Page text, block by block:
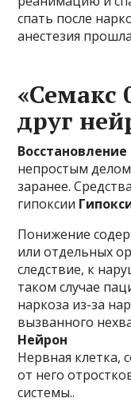
спать после
анестезия
«Семакс
друг
непростым
заранее.
гипоксии
Понижение
или отдельных
следствие, к
таком случае
наркоза из-за
вызванного
Нейрон
Нервная клетка,
от него
системы..